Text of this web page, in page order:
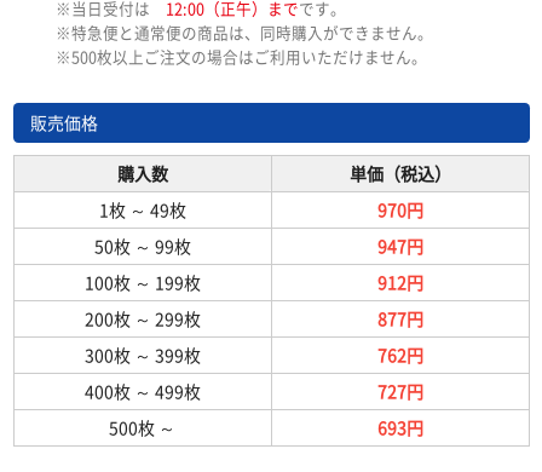
※当日受付は 12:00（正午）までです。
※特急便と通常便の商品は、同時購入ができません。
※500枚以上ご注文の場合はご利用いただけません。
販売価格
購入数
単価（税込）
1枚 ～ 49枚
970円
50枚 ～ 99枚
947円
100枚 ～ 199枚
912円
200枚 ～ 299枚
877円
300枚 ～ 399枚
762円
400枚 ～ 499枚
727円
500枚 ～ 693円